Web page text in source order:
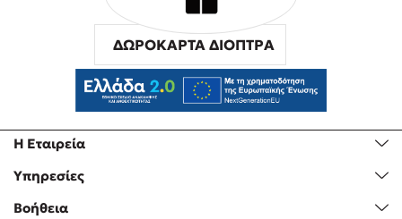
Η Εταιρεία
Υπηρεσίες
Βοήθεια
ΔΩΡΟΚΑΡΤΑ ΔΙΟΠΤΡΑ